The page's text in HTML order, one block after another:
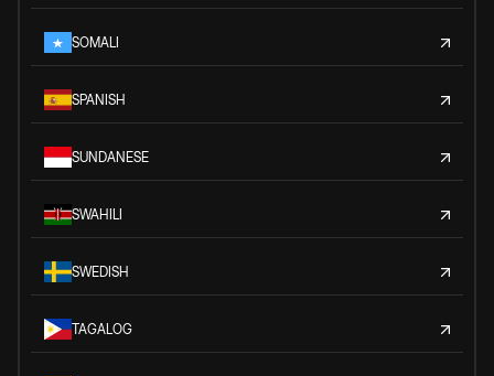
SOMALI
SPANISH
SUNDANESE
SWAHILI
SWEDISH
TAGALOG